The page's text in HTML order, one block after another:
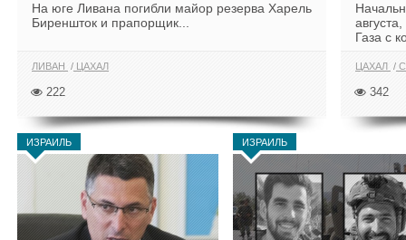
На юге Ливана погибли майор резерва Харель
Биреншток и прапорщик...
ЛИВАН ЦАХАЛ
222
Газа с
ЦАХАЛ
342
ИЗРАИЛЬ ИЗРАИЛЬ